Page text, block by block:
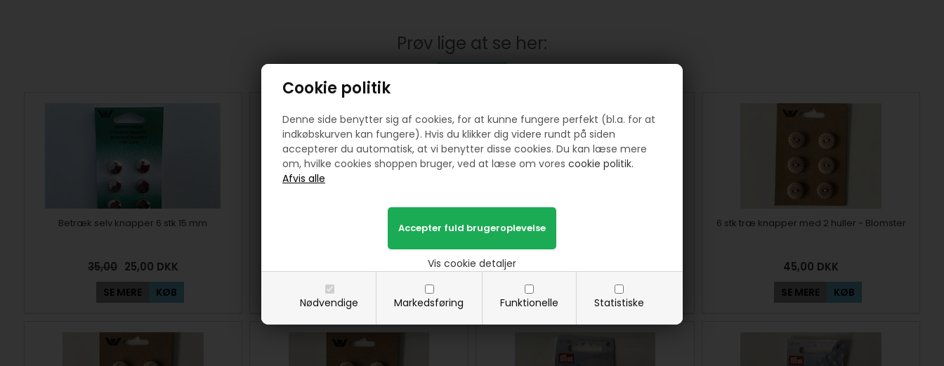
Cookie politik
Denne side benytter sig af cookies, for at kunne fungere perfekt (bl.a. for at
indkøbskurven kan fungere). Hvis du klikker dig videre rundt på siden
accepterer du automatisk, at vi benytter disse cookies. Du kan læse mere
om, hvilke cookies shoppen bruger, ved at læse om vores cookie politik.
Nødvendige Markedsføring Funktionelle Statistiske
Vis cookie detaljer
Prøv lige at se her:
Betræk selv knapper 6 stk 15 mm
35,00 25,00 DKK
SE MERE KØB
Snøreringe 5 mm med værktøj sort
SE MERE
6 stk træ knapper med 2 huller - Hjerter
KØB
6 stk træ knapper med 2 huller - Blomster
45,00 DKK
SE MERE KØB